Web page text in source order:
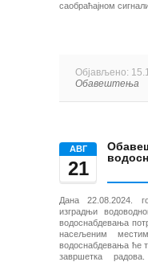
саобраћајном
Објављено:
Обавештења
AВГ
21
Дана 22.08.2024.
изградњи
водоснабдевања
насељеним
водоснабдевања ће
завршетка